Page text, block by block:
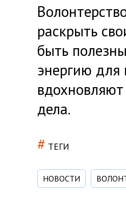
раскрыть
быть
энергию
дела.
# ТЕГИ
НОВОСТИ